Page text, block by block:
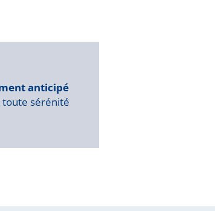
anticipé
toute sérénité